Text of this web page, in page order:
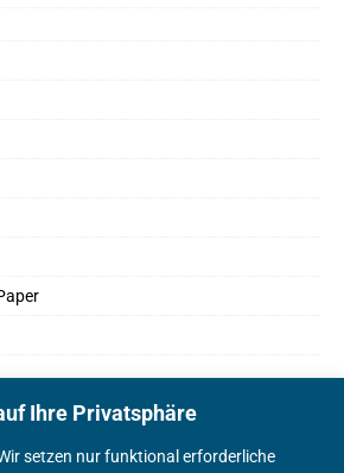
Ihre Privatsphäre
setzen nur funktional erforderliche